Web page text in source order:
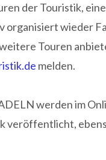
der Touristik,
organisiert wieder
Touren
melden.
werden im
veröffentlicht,